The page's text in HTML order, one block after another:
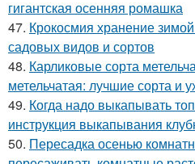
гигантская осенняя ромашка
47. Крокосмия хранение
садовых видов и сортов
48. Карликовые сорта
метельчатая: лучшие сорта и
49. Когда надо выкапывать
инструкция выкапывания
50. Пересадка осенью